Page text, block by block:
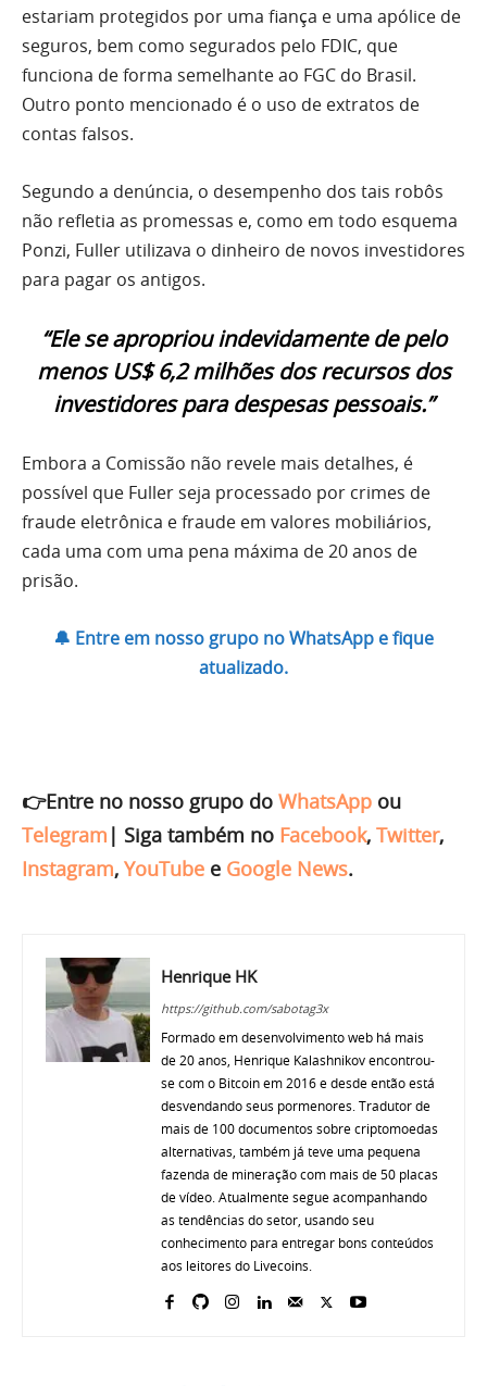
estariam protegidos por uma fiança e uma apólice de
seguros, bem como segurados pelo FDIC, que
funciona de forma semelhante ao FGC do Brasil.
Outro ponto mencionado é o uso de extratos de
contas falsos.
Segundo a denúncia, o desempenho dos tais robôs
não refletia as promessas e, como em todo esquema
Ponzi, Fuller utilizava o dinheiro de novos investidores
para pagar os antigos.
“Ele se apropriou indevidamente de pelo
menos US$ 6,2 milhões dos recursos dos
investidores para despesas pessoais.”
Embora a Comissão não revele mais detalhes, é
possível que Fuller seja processado por crimes de
fraude eletrônica e fraude em valores mobiliários,
cada uma com uma pena máxima de 20 anos de
prisão.
🔔 Entre em nosso grupo no WhatsApp e fique
atualizado.
👉Entre no nosso grupo do WhatsApp ou
Telegram | Siga também no Facebook, Twitter,
Instagram, YouTube e Google News.
Henrique HK
https://github.com/sabotag3x
Formado em desenvolvimento web há mais
de 20 anos, Henrique Kalashnikov encontrou-
se com o Bitcoin em 2016 e desde então está
desvendando seus pormenores. Tradutor de
mais de 100 documentos sobre criptomoedas
alternativas, também já teve uma pequena
fazenda de mineração com mais de 50 placas
de vídeo. Atualmente segue acompanhando
as tendências do setor, usando seu
conhecimento para entregar bons conteúdos
aos leitores do Livecoins.